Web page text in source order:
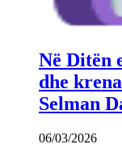
Në Ditën
dhe
Selman
06/03/2026